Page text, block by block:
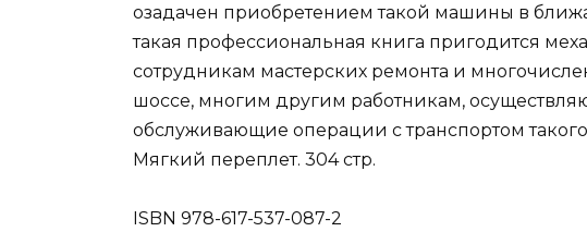
озадачен приобретением такой машины в
такая профессиональная книга пригодится
сотрудникам мастерских ремонта и
шоссе, многим другим работникам,
обслуживающие операции с транспортом такого
Мягкий переплет. 304 стр.
ISBN 978-617-537-087-2